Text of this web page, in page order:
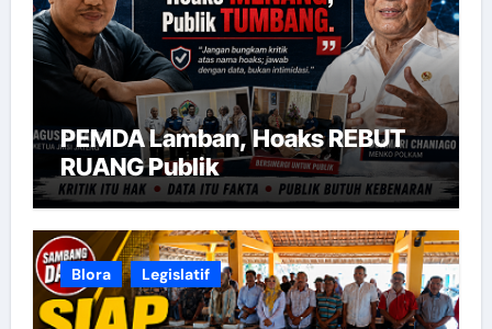
PEMDA Lamban, Hoaks REBUT
RUANG Publik
Blora Legislatif